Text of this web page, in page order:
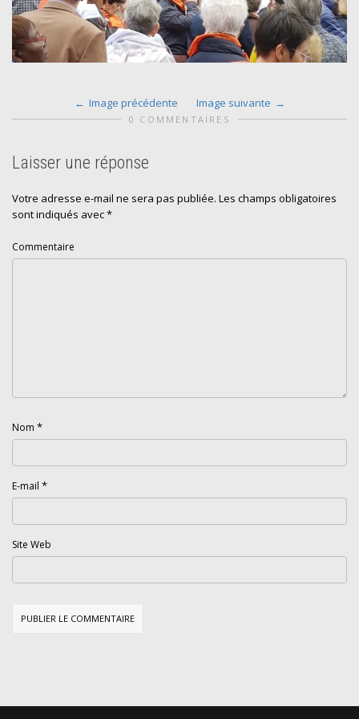
Image précédente Image suivante
0 COMMENTAIRES
Laisser une réponse
Votre adresse e-mail ne sera pas publiée. Les champs obligatoires
sont indiqués avec*
Commentaire
Nom *
E-mail *
Site Web